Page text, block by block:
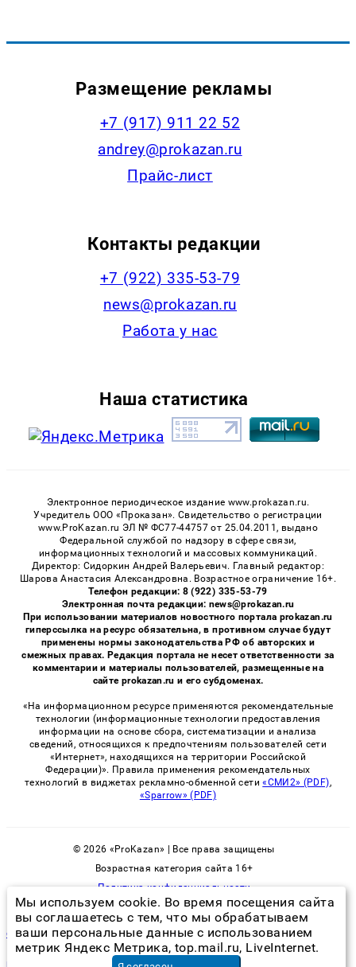
Размещение рекламы
+7 (917) 911 22 52
andrey@prokazan.ru
Прайс-лист
Контакты редакции
+7 (922) 335-53-79
news@prokazan.ru
Работа у нас
Наша статистика
Электронное периодическое издание www.prokazan.ru.
Учредитель ООО «Проказан». Cвидетельство о регистрации
www.ProKazan.ru ЭЛ № ФС77-44757 от 25.04.2011, выдано
Федеральной службой по надзору в сфере связи,
информационных технологий и массовых коммуникаций.
Директор: Сидоркин Андрей Валерьевич. Главный редактор:
Шарова Анастасия Александровна. Возрастное ограничение 16+.
Телефон редакции: 8 (922) 335-53-79
Электронная почта редакции: news@prokazan.ru
При использовании материалов новостного портала prokazan.ru
гиперссылка на ресурс обязательна, в противном случае будут
применены нормы законодательства РФ об авторских и
смежных правах. Редакция портала не несет ответственности за
комментарии и материалы пользователей, размещенные на
сайте prokazan.ru и его субдоменах.
«На информационном ресурсе применяются рекомендательные
технологии (информационные технологии предоставления
информации на основе сбора, систематизации и анализа
сведений, относящихся к предпочтениям пользователей сети
«Интернет», находящихся на территории Российской
Федерации)». Правила применения рекомендательных
технологий в виджетах рекламно-обменной сети«СМИ2» (PDF),
«Sparrow» (PDF)
© 2026 «ProKazan» | Все права защищены
Возрастная категория сайта 16+
Политика конфиденциальности
служба по борьбе с клопами
ремонт ресивера триколорв Новосибирске
Мы используем cookie. Во время посещения сайта
вы соглашаетесь с тем, что мы обрабатываем
ваши персональные данные с использованием
метрик Яндекс Метрика, top.mail.ru, LiveInternet.